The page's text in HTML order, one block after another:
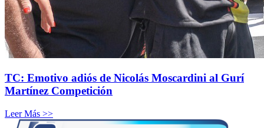
TC: Emotivo adiós de Nicolás Moscardini al Gurí
Martínez Competición
Leer Más >>